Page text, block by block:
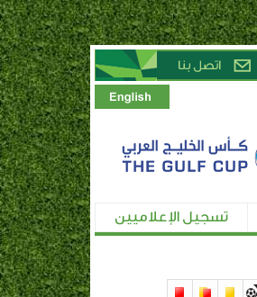
تسجيل الإعلاميين